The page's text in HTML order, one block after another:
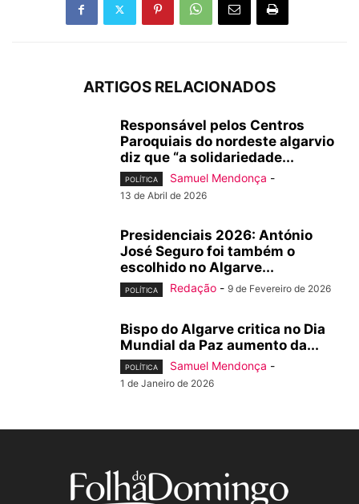
ARTIGOS RELACIONADOS
Responsável pelos Centros
Paroquiais do nordeste algarvio
diz que “a solidariedade...
POLÍTICA Samuel Mendonça -
13 de Abril de 2026
Presidenciais 2026: António
José Seguro foi também o
escolhido no Algarve...
POLÍTICA Redação - 9 de Fevereiro de 2026
Bispo do Algarve critica no Dia
Mundial da Paz aumento da...
POLÍTICA Samuel Mendonça -
1 de Janeiro de 2026